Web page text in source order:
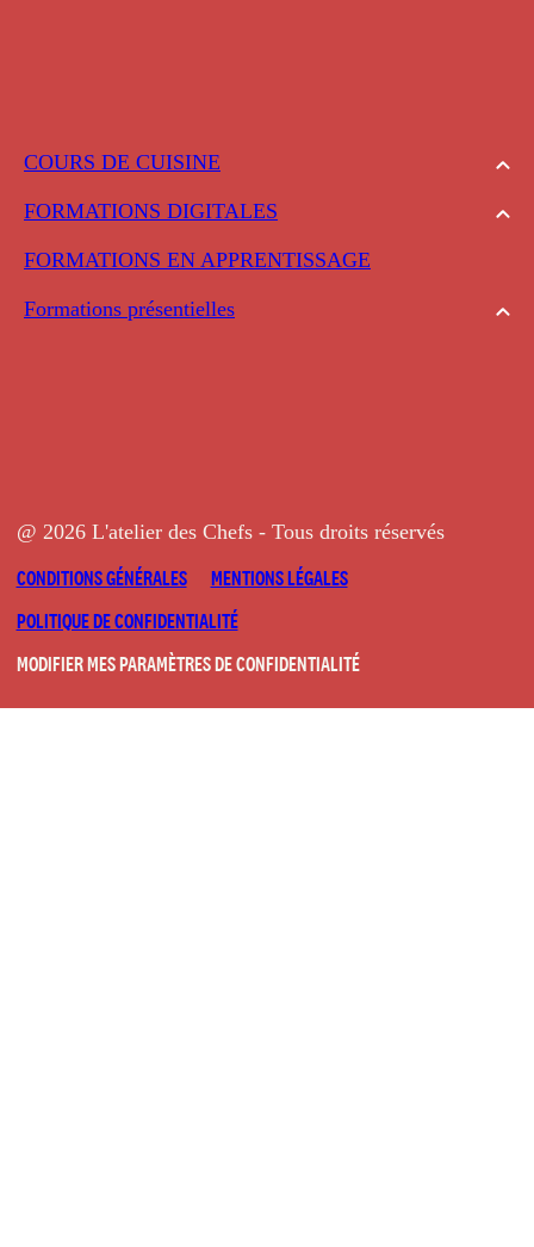
COURS DE CUISINE
FORMATIONS DIGITALES
FORMATIONS EN APPRENTISSAGE
Formations présentielles
@ 2026 L'atelier des Chefs - Tous droits réservés
CONDITIONS GÉNÉRALES
MENTIONS LÉGALES
POLITIQUE DE CONFIDENTIALITÉ
MODIFIER MES PARAMÈTRES DE CONFIDENTIALITÉ